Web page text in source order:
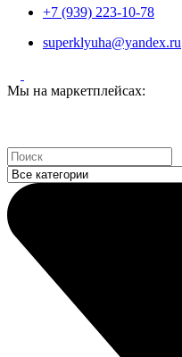
+7 (939) 223-10-78
superklyuha@yandex.ru
Мы на маркетплейсах:
Search
...